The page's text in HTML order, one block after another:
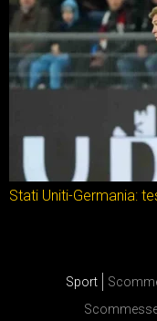
Stati Uniti-Germania:
Sport